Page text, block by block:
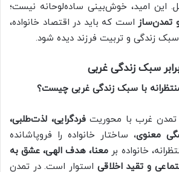
این امید، خوش‌بینی ساده‌لوحانه نیست؛
و تمدن‌ساز است که باید در اقتصاد خانواده،
سبک زندگی و تربیت فرزند دیده شود.
سبک زندگی غربی
با سبک زندگی غربی چیست؟
غرب با محوریتفردگرایی، لذت‌طلبی،
معنوی، ساختار خانواده را فروپاشانده
خانواده بر معنا، هدف الهی، عشق به
و تقید اخلاقی استوار است. در تمدن